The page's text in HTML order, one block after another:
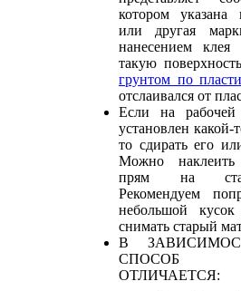
котором указана
или другая
нанесением клея
такую
грунтом по
отслаивался от
Если на рабочей
установлен какой-
то сдирать его
Можно
прям на
Рекомендуем
небольшой
снимать старый
В
СПОСОБ
ОТЛИЧАЕТСЯ: